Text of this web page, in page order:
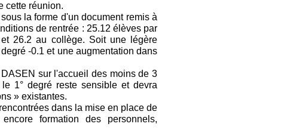
cette réunion.
la forme d'un document remis à
de rentrée : 25.12 élèves par
26.2 au collège. Soit une légère
-0.1 et une augmentation dans
sur l'accueil des moins de 3
1° degré reste sensible et devra
» existantes.
dans la mise en place de
formation des personnels,